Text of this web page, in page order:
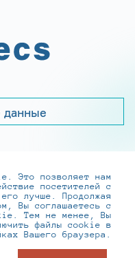
данные
800-250-0-260
,hr@infotecs.ru
ул., 2Б строение 1
Это позволяет нам
посетителей с
лучше. Продолжая
Вы соглашаетесь с
Тем не менее, Вы
файлы cookie в
Вашего браузера.